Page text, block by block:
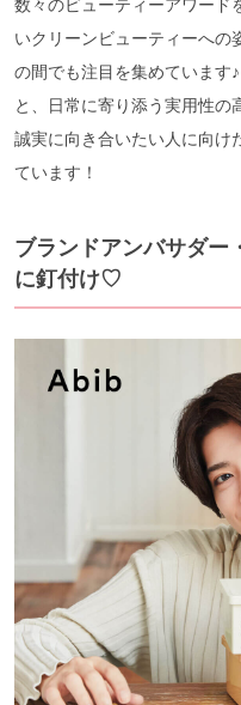
数々のビューティーアワード
いクリーンビューティーへの
の間でも注目を集めていま
と、日常に寄り添う実用性の
誠実に向き合いたい人に向け
ています！
ブランドアンバサダー
に釘付け♡